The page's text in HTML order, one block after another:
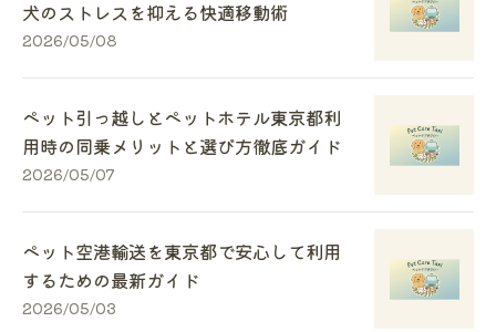
犬のストレスを抑える快適移動術
2026/05/08
ペット引っ越しとペットホテル東京都利
用時の同乗メリットと選び方徹底ガイド
2026/05/07
ペット空港輸送を東京都で安心して利用
するための最新ガイド
2026/05/03